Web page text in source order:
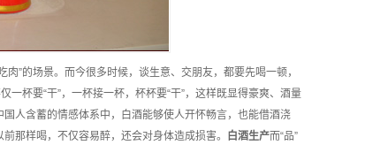
”的场景。而今很多时候，谈生意、交朋友，都要先喝一顿，
一杯要“干”，一杯接一杯，杯杯要“干”，这样既显得豪爽、酒量
人含蓄的情感体系中，白酒能够使人开怀畅言，也能借酒浇
那样喝，不仅容易醉，还会对身体造成损害。 白酒生产而“品”